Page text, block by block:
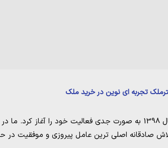
تجربه ای نوین در خرید ملک
در مجموعه
صادقانه اصلی ترین عامل پیروزی و موفقیت در